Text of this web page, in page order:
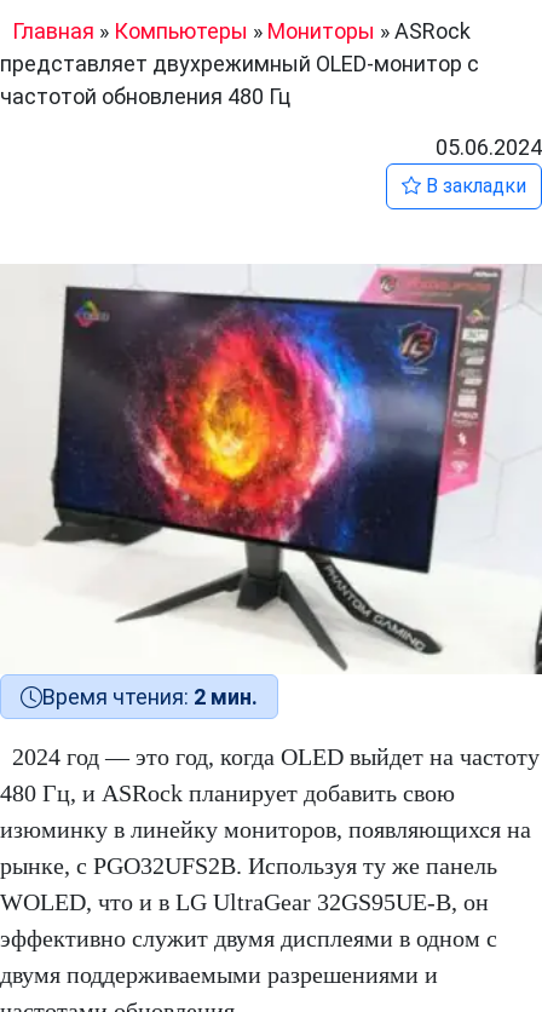
Главная » Компьютеры » Мониторы »ASRock
представляет двухрежимный OLED-монитор с
частотой обновления 480 Гц
05.06.2024
В закладки
Время чтения: 2 мин.
2024 год — это год, когда OLED выйдет на частоту
480 Гц, и ASRock планирует добавить свою
изюминку в линейку мониторов, появляющихся на
рынке, с PGO32UFS2B. Используя ту же панель
WOLED, что и в LG UltraGear 32GS95UE-B, он
эффективно служит двумя дисплеями в одном с
двумя поддерживаемыми разрешениями и